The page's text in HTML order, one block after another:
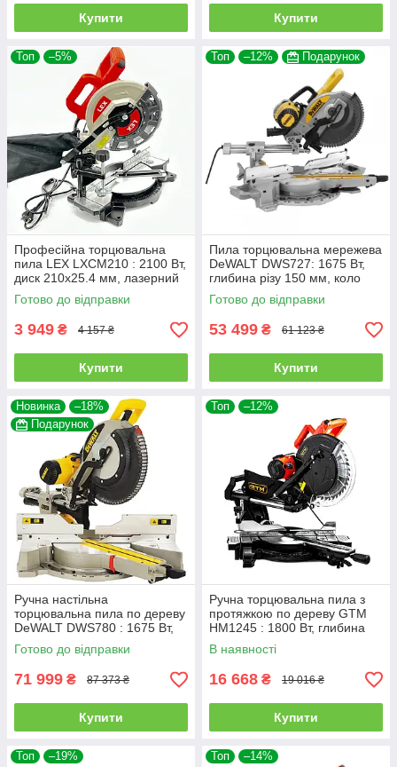
Купити Купити
Топ –5%
Професійна торцювальна
пила LEX LXCM210 : 2100 Вт,
диск 210х25.4 мм, лазерний
маркер
Готово до відправки
3 949 ₴ 4 157 ₴
Купити
Топ –12% Подарунок
Пила торцювальна мережева
DeWALT DWS727: 1675 Вт,
глибина різу 150 мм, коло
250 мм, гальмо 10 секунд
Готово до відправки
53 499 ₴ 61 123 ₴
Купити
Новинка
–18%
Подарунок
Ручна настільна
торцювальна пила по дереву
DeWALT DWS780 : 1675 Вт,
глибина різу 112мм, круг 305
мм
Готово до відправки
71 999 ₴ 87 373 ₴
Купити
Топ –12%
Ручна торцювальна пила з
протяжкою по дереву GTM
HM1245 : 1800 Вт, глибина
різу 105 мм, диск 305 мм,
вага 20,8 кг (2553)
В наявності
16 668 ₴ 19 016 ₴
Купити
Топ –19% Топ –14%